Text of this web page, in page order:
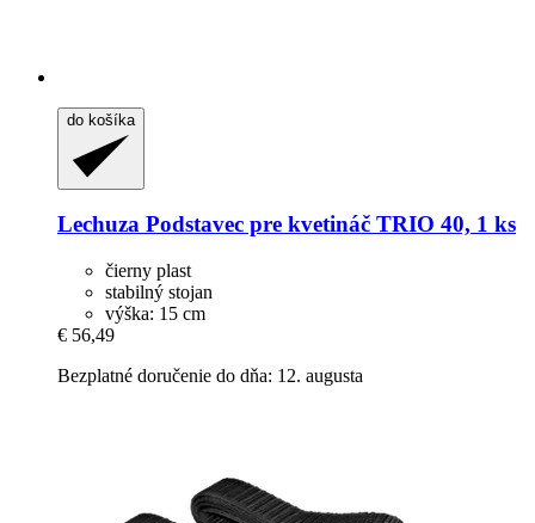
do košíka
Lechuza Podstavec pre kvetináč TRIO 40, 1 ks
čierny plast
stabilný stojan
výška: 15 cm
€ 56,49
Bezplatné doručenie do dňa: 12. augusta